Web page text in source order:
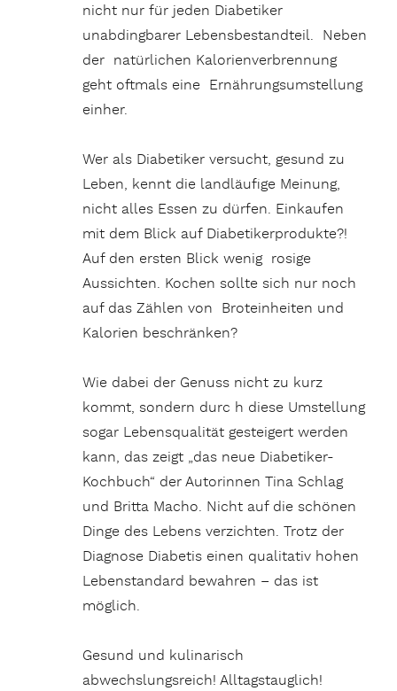
nicht nur für jeden Diabetiker
unabdingbarer Lebensbestandteil. Neben
der natürlichen Kalorienverbrennung
geht oftmals eine Ernährungsumstellung
einher.
Wer als Diabetiker versucht, gesund zu
Leben, kennt die landläufige Meinung,
nicht alles Essen zu dürfen. Einkaufen
mit dem Blick auf Diabetikerprodukte?!
Auf den ersten Blick wenig rosige
Aussichten. Kochen sollte sich nur noch
auf das Zählen von Broteinheiten und
Kalorien beschränken?
Wie dabei der Genuss nicht zu kurz
kommt, sondern durc h diese Umstellung
sogar Lebensqualität gesteigert werden
kann, das zeigt „das neue Diabetiker-
Kochbuch“ der Autorinnen Tina Schlag
und Britta Macho. Nicht auf die schönen
Dinge des Lebens verzichten. Trotz der
Diagnose Diabetis einen qualitativ hohen
Lebenstandard bewahren – das ist
möglich.
Gesund und kulinarisch
abwechslungsreich! Alltagstauglich!